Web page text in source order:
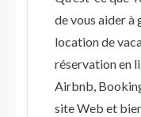
de vous aider
location de
réservation en
Airbnb,
site Web et